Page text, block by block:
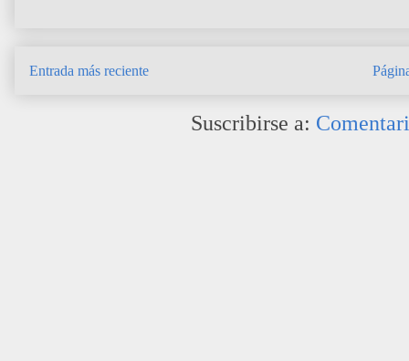
Entrada más reciente
Suscribirse a: